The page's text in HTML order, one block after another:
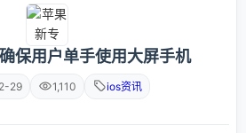
保用户单手使用大屏手机
29 1,110 ios资讯